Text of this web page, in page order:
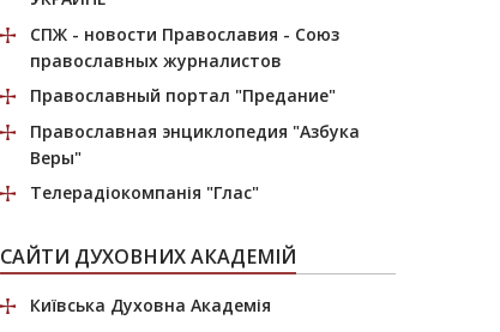
СПЖ - новости Православия - Союз
православных журналистов
Православный портал "Предание"
Православная энциклопедия "Азбука
Веры"
Телерадіокомпанія "Глас"
САЙТИ ДУХОВНИХ АКАДЕМІЙ
Київська Духовна Академія